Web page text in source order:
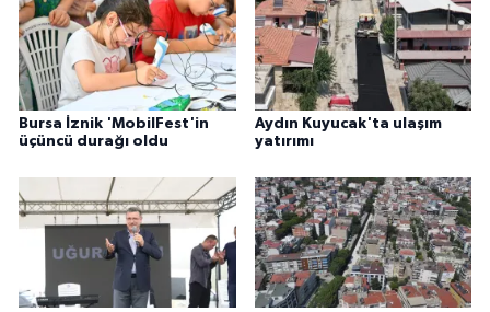
Bursa İznik 'MobilFest'in
üçüncü durağı oldu
Aydın Kuyucak'ta ulaşım
yatırımı